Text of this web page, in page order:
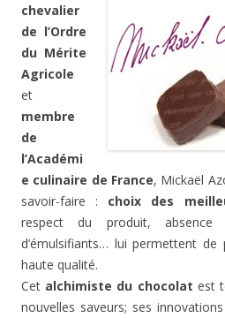
chevalier
de l’Ordre
du Mérite
Agricole
et
membre
de
l’Académi
e culinaire de France, Mickaël
savoir-faire : choix des
respect du produit, absence
d’émulsifiants… lui permettent
haute qualité.
Cet alchimiste du chocolat est
nouvelles saveurs; ses